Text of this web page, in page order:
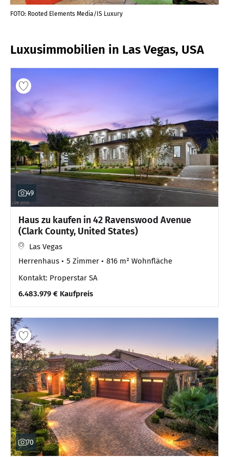
FOTO: Rooted Elements Media/IS Luxury
Luxusimmobilien in Las Vegas, USA
49
Haus zu kaufen in 42 Ravenswood Avenue
(Clark County, United States)
Las Vegas
Herrenhaus
5 Zimmer
816 m² Wohnfläche
Kontakt: Properstar SA
6.483.979 € Kaufpreis
70